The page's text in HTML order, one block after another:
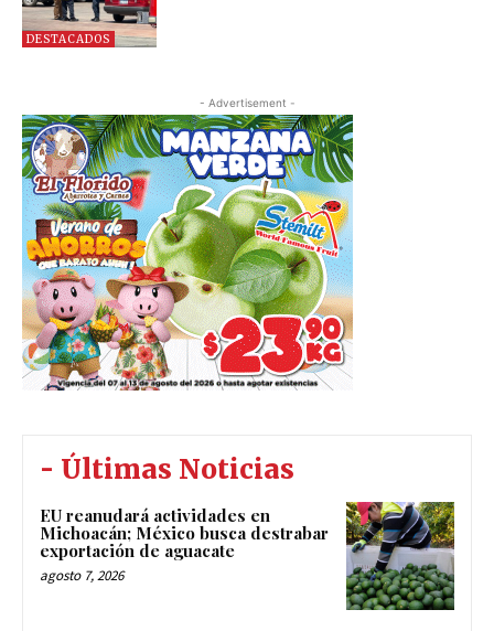
DESTACADOS
- Advertisement -
- Últimas Noticias
EU reanudará actividades en
Michoacán; México busca destrabar
exportación de aguacate
agosto 7, 2026